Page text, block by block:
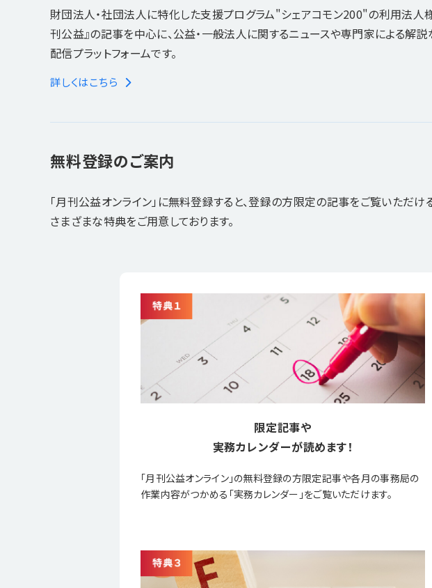
財団法人・社団法人に特化した支援プログラム"シェアコモン200"の利用法人
刊公益』の記事を中心に、公益・一般法人に関するニュースや専門家による解
配信プラットフォームです。
詳しくはこちら
無料登録のご案内
「月刊公益オンライン」に無料登録すると、登録の方限定の記事をご覧いただけ
さまざまな特典をご用意しております。
限定記事や
実務カレンダーが読めます！
「月刊公益オンライン」の無料登録の方限定記事や各月の事務局の
作業内容がつかめる「実務カレンダー」をご覧いただけます。